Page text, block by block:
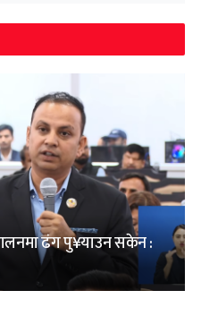
ढंग पु¥याउन सकेन :